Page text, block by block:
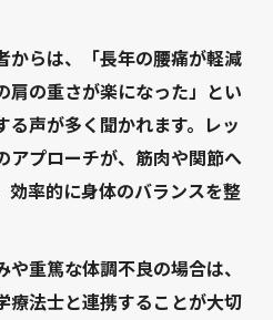
からは、「長年の腰痛が軽減
肩の重さが楽になった」とい
る声が多く聞かれます。レッ
アプローチが、筋肉や関節へ
効率的に身体のバランスを整
重篤な体調不良の場合は、
療法士と連携することが大切